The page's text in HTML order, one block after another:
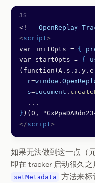
<!-- OpenReplay
<script>
var initOpts = {
var startOpts = {
  r
=window .
  s
=document .
  ...
} )(0,
</script>
如果无法做到这一点（
即在 tracker 启动很久
setMetadata
方法来标